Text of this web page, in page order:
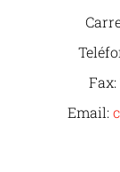
Fax:
Email: